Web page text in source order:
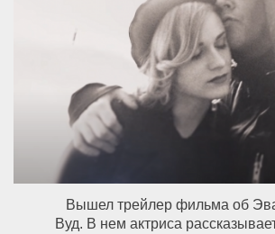
Вышел трейлер фильма об
Вуд. В нем актриса